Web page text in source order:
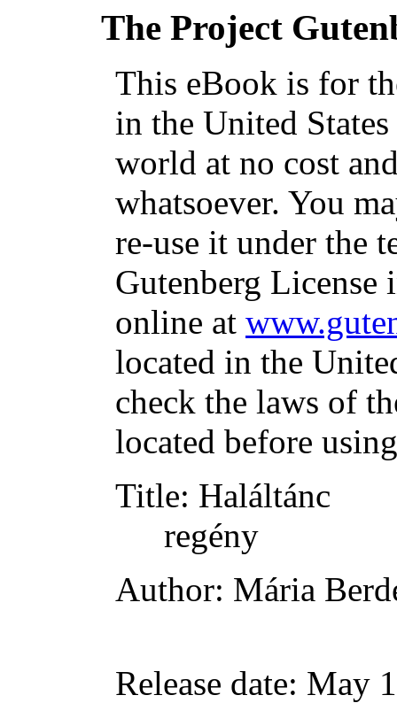
The Project
This eBook is for
in the United
world at no cost
whatsoever. You
re-use it under the
Gutenberg
online at
located in the
check the laws of
located before
Title: Haláltánc
regény
Author: Mária
Release date: May